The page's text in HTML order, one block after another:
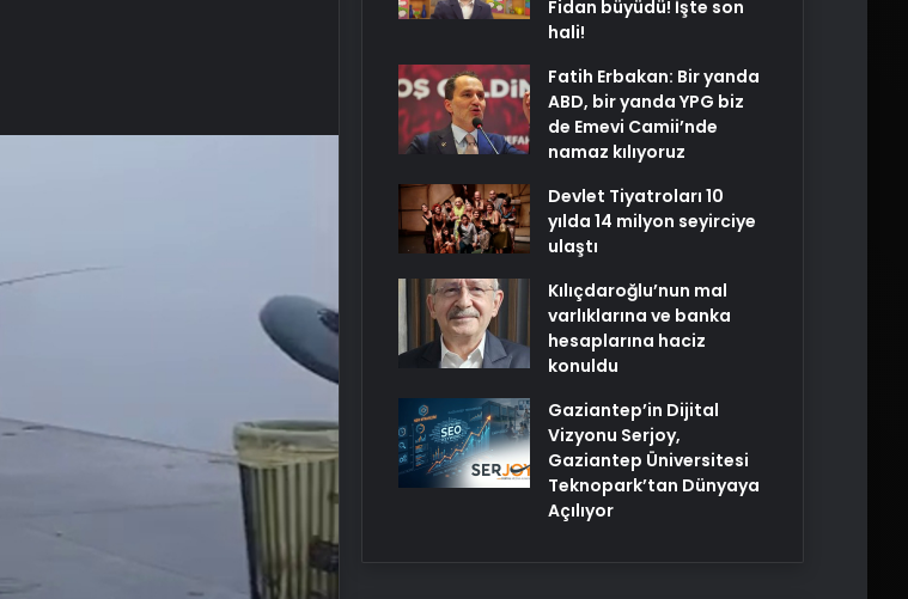
Fidan büyüdü! İşte son
hali!
Fatih Erbakan: Bir yanda
ABD, bir yanda YPG biz
de Emevi Camii’nde
namaz kılıyoruz
Devlet Tiyatroları 10
yılda 14 milyon seyirciye
ulaştı
Kılıçdaroğlu’nun mal
varlıklarına ve banka
hesaplarına haciz
konuldu
Gaziantep’in Dijital
Vizyonu Serjoy,
Gaziantep Üniversitesi
Teknopark’tan Dünyaya
Açılıyor